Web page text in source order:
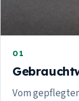
01
Vom